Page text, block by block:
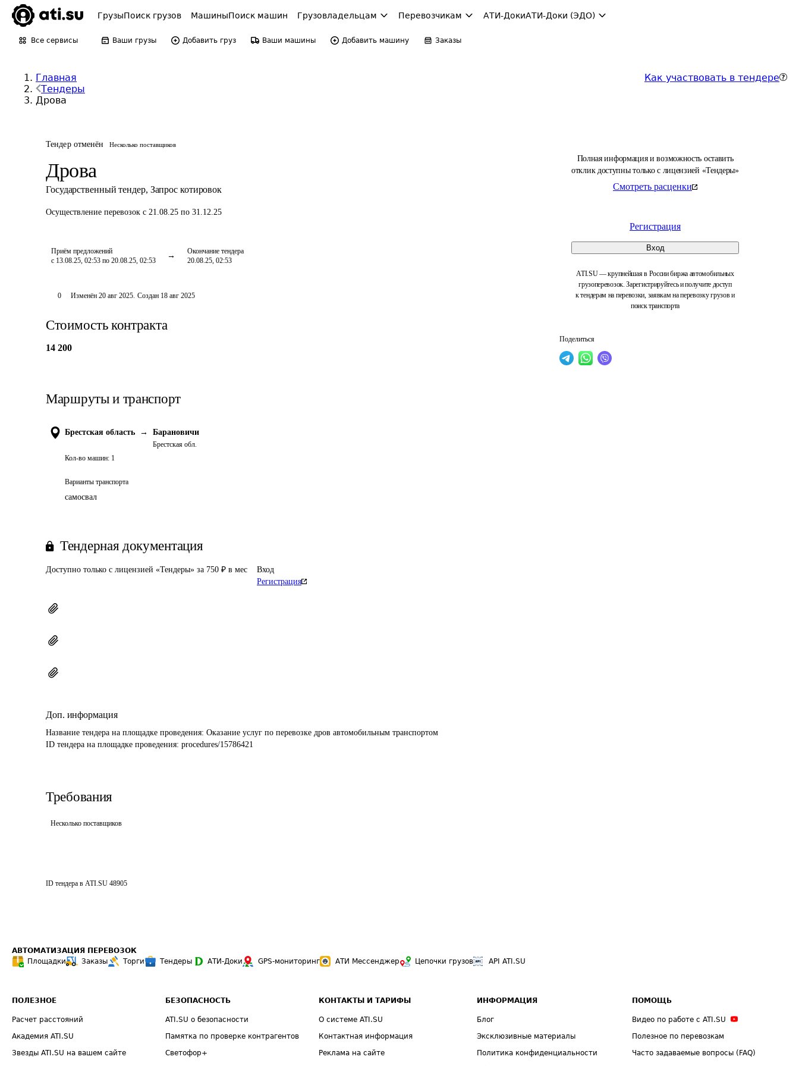
ГрузыПоиск грузов МашиныПоиск машин Грузовладельцам Перевозчикам АТИ-ДокиАТИ-Доки (ЭДО)
Все сервисы Ваши грузы Добавить груз Ваши машины Добавить машину Заказы
Главная
Тендеры
Дрова
Как участвовать в тендере
Тендер отменён Несколько поставщиков
Дрова
Государственный тендер, Запрос котировок
Осуществление перевозок с 21.08.25 по 31.12.25
Приём предложений
с 13.08.25, 02:53 по 20.08.25, 02:53
Окончание тендера
20.08.25, 02:53
Полная информация и возможность оставить
отклик доступны только с лицензией «Тендеры»
Смотреть расценки
Регистрация
Вход
ATI.SU — крупнейшая в России биржа автомобильных
грузоперевозок. Зарегистрируйтесь и получите доступ
к тендерам на перевозки, заявкам на перевозку грузов и
поиск транспорта
Поделиться
0 Изменён 20 авг 2025. Создан 18 авг 2025
Стоимость контракта
14 200
Маршруты и транспорт
Брестская область → Барановичи
Брестская обл.
Кол-во машин: 1
Варианты транспорта
самосвал
Тендерная документация
Доступно только с лицензией «Тендеры» за 750 ₽ в мес
Вход
Регистрация
Доп. информация
Название тендера на площадке проведения: Оказание услуг по перевозке дров автомобильным транспортом
ID тендера на площадке проведения: procedures/15786421
Требования
Несколько поставщиков
ID тендера в ATI.SU 48905
АВТОМАТИЗАЦИЯ ПЕРЕВОЗОК
Площадки
Заказы Торги Тендеры АТИ-Доки GPS-мониторинг АТИ Мессенджер Цепочки грузов API ATI.SU
ПОЛЕЗНОЕ
Расчет расстояний
Академия ATI.SU
Звезды ATI.SU на вашем сайте
БЕЗОПАСНОСТЬ
ATI.SU о безопасности
Памятка по проверке контрагентов
Светофор+
КОНТАКТЫ И ТАРИФЫ
О системе ATI.SU
Контактная информация
Реклама на сайте
ИНФОРМАЦИЯ
Блог
Эксклюзивные материалы
Политика конфиденциальности
ПОМОЩЬ
Видео по работе с ATI.SU
Полезное по перевозкам
Часто задаваемые вопросы (FAQ)